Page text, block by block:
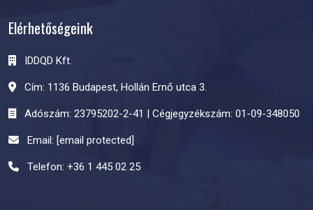
Elérhetőségeink
IDDQD Kft.
Cím: 1136 Budapest, Hollán Ernő utca 3.
Adószám: 23795202-2-41 | Cégjegyzékszám: 01-09-348050
Email: [email protected]
Telefon: +36 1 445 02 25